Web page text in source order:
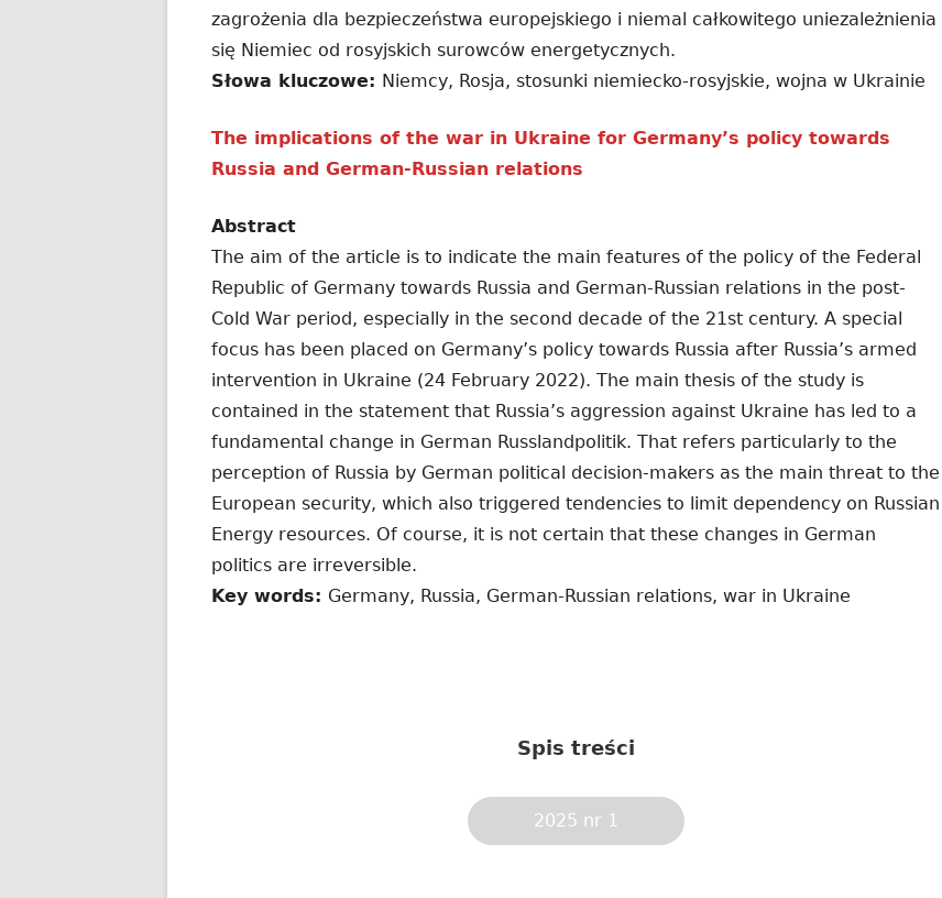
zagrożenia dla bezpieczeństwa europejskiego i niemal całkowitego uniezależnienia
się Niemiec od rosyjskich surowców energetycznych.
Słowa kluczowe: Niemcy, Rosja, stosunki niemiecko-rosyjskie, wojna w Ukrainie
The implications of the war in Ukraine for Germany’s policy towards
Russia and German-Russian relations
Abstract
The aim of the article is to indicate the main features of the policy of the Federal
Republic of Germany towards Russia and German-Russian relations in the post-
Cold War period, especially in the second decade of the 21st century. A special
focus has been placed on Germany’s policy towards Russia after Russia’s armed
intervention in Ukraine (24 February 2022). The main thesis of the study is
contained in the statement that Russia’s aggression against Ukraine has led to a
fundamental change in German Russlandpolitik. That refers particularly to the
perception of Russia by German political decision-makers as the main threat to the
European security, which also triggered tendencies to limit dependency on Russian
Energy resources. Of course, it is not certain that these changes in German
politics are irreversible.
Key words: Germany, Russia, German-Russian relations, war in Ukraine
Spis treści
2025 nr 1